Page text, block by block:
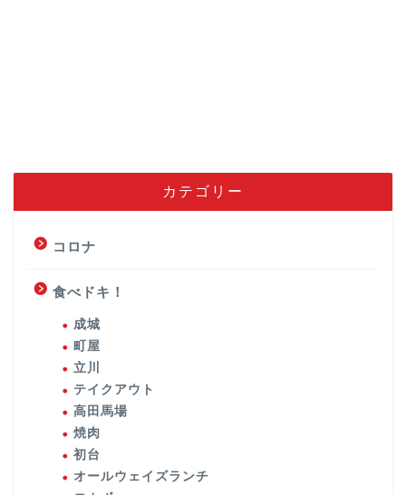
カテゴリー
コロナ
食べドキ！
成城
町屋
立川
テイクアウト
高田馬場
焼肉
初台
オールウェイズランチ